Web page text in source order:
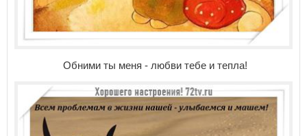
Обними ты меня - любви тебе и тепла!